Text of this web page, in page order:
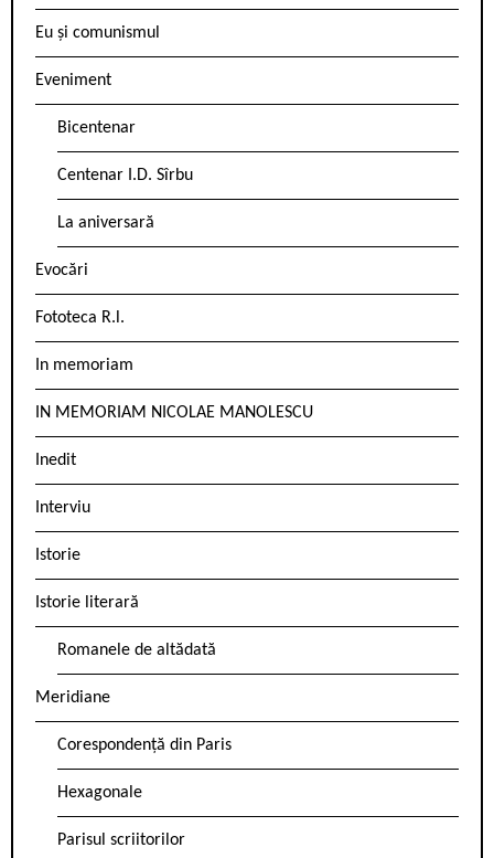
Eu și comunismul
Eveniment
Bicentenar
Centenar I.D. Sîrbu
La aniversară
Evocări
Fototeca R.l.
In memoriam
IN MEMORIAM NICOLAE MANOLESCU
Inedit
Interviu
Istorie
Istorie literară
Romanele de altădată
Meridiane
Corespondență din Paris
Hexagonale
Parisul scriitorilor